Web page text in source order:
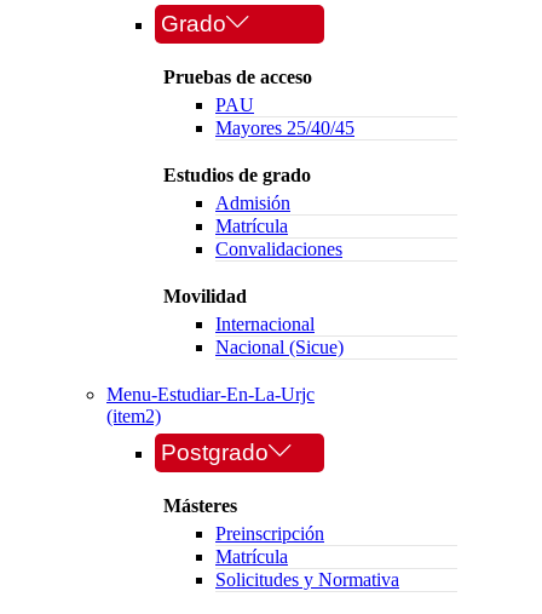
Grado
Pruebas de acceso
PAU
Mayores 25/40/45
Estudios de grado
Admisión
Matrícula
Convalidaciones
Movilidad
Internacional
Nacional (Sicue)
Menu-Estudiar-En-La-Urjc
(item2)
Postgrado
Másteres
Preinscripción
Matrícula
Solicitudes y Normativa